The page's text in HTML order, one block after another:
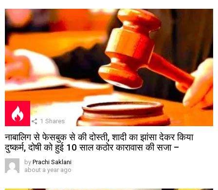
1 Shares
नाबालिग से फेसबुक से की दोस्ती, शादी का झांसा देकर किया
दुष्कर्म, दोषी को हुई 10 साल कठोर कारावास की सजा –
by Prachi Saklani
about a year ago